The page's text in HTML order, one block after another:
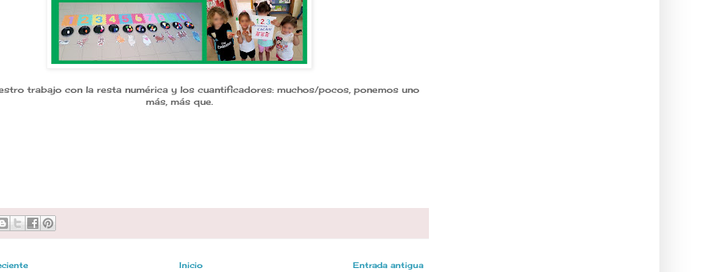
trabajo con la resta numérica y los cuantificadores: muchos/pocos, ponemos uno
más, más que.
Entrada antigua
Inicio